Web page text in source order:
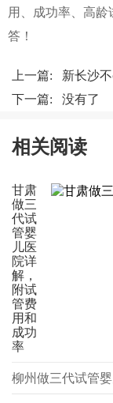
用、成功率、高
答！
上一篇: 新长沙
下一篇: 没有了
相关阅读
甘肃
做三
代试
管婴
儿医
院详
解，
附试
管费
用和
成功
率
柳州做三代试管